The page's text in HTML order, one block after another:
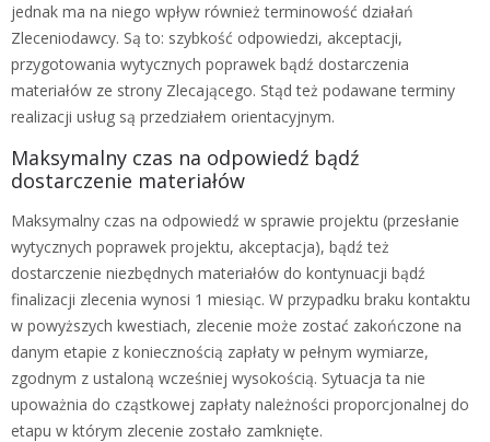
jednak ma na niego wpływ również terminowość działań
Zleceniodawcy. Są to: szybkość odpowiedzi, akceptacji,
przygotowania wytycznych poprawek bądź dostarczenia
materiałów ze strony Zlecającego. Stąd też podawane terminy
realizacji usług są przedziałem orientacyjnym.
Maksymalny czas na odpowiedź bądź
dostarczenie materiałów
Maksymalny czas na odpowiedź w sprawie projektu (przesłanie
wytycznych poprawek projektu, akceptacja), bądź też
dostarczenie niezbędnych materiałów do kontynuacji bądź
finalizacji zlecenia wynosi 1 miesiąc. W przypadku braku kontaktu
w powyższych kwestiach, zlecenie może zostać zakończone na
danym etapie z koniecznością zapłaty w pełnym wymiarze,
zgodnym z ustaloną wcześniej wysokością. Sytuacja ta nie
upoważnia do cząstkowej zapłaty należności proporcjonalnej do
etapu w którym zlecenie zostało zamknięte.